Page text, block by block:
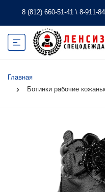
8 (812) 660-51-41 \ 8-911-
Главная
Ботинки рабочие